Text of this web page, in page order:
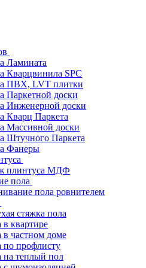
Ламината
Кварцвинила SPC
ПВХ, LVT плитки
Паркетной доски
Инженерной доски
Кварц Паркета
Массивной доски
Штучного Паркета
Фанеры
плинтуса МДФ
пола
пола ровнителем
стяжка пола
квартире
в частном доме
по профлисту
на теплый пол